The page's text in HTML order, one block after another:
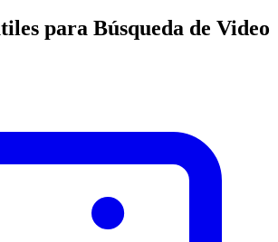
para Búsqueda de Video